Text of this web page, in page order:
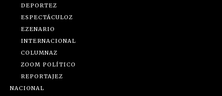
DEPORTEZ
ESPECTÁCULOZ
EZENARIO
INTERNACIONAL
COLUMNAZ
ZOOM POLÍTICO
REPORTAJEZ
NACIONAL